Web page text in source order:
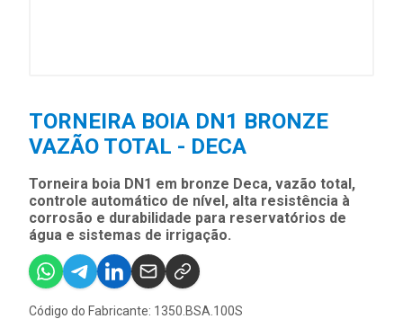
TORNEIRA BOIA DN1 BRONZE
VAZÃO TOTAL - DECA
Torneira boia DN1 em bronze Deca, vazão total,
controle automático de nível, alta resistência à
corrosão e durabilidade para reservatórios de
água e sistemas de irrigação.
Código do Fabricante: 1350.BSA.100S